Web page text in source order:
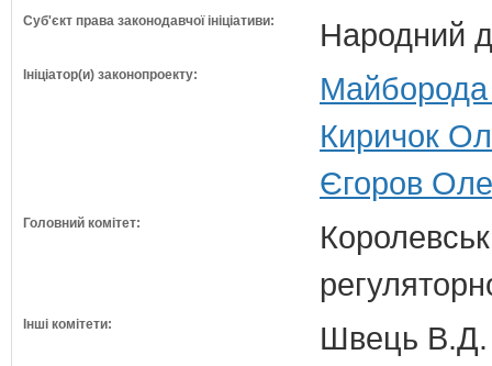
Суб'єкт права законодавчої ініціативи: Народний
Ініціатор(и) законопроекту:
Майборода
Киричок
Єгоров
Головний комітет:
Інші комітети:
Швець В.Д.